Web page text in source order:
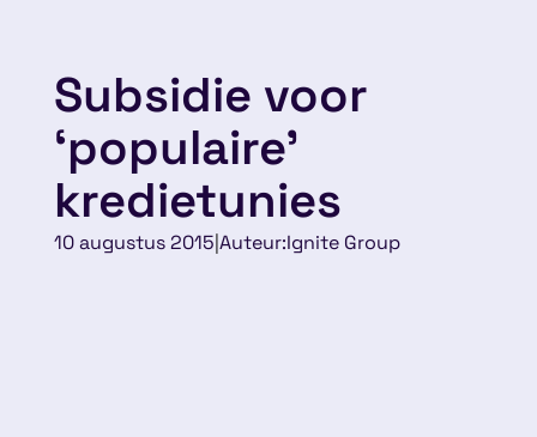
Subsidie voor
‘populaire’
kredietunies
10 augustus 2015|Auteur:Ignite Group